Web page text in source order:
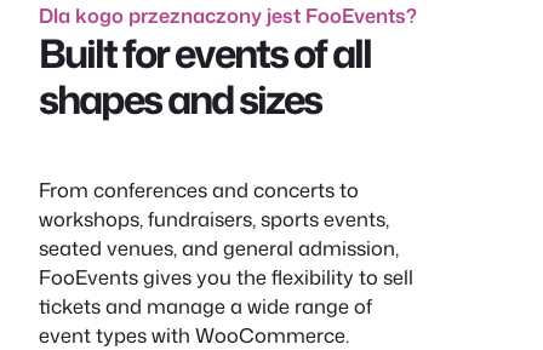
Dla kogo przeznaczony jest FooEvents?
Built for events of all
shapes and sizes
From conferences and concerts to
workshops, fundraisers, sports events,
seated venues, and general admission,
FooEvents gives you the flexibility to sell
tickets and manage a wide range of
event types with WooCommerce.